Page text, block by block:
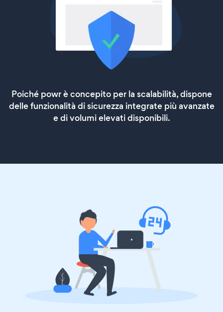
Poiché powr è concepito per la scalabilità, dispone
delle funzionalità di sicurezza integrate più avanzate
e di volumi elevati disponibili.